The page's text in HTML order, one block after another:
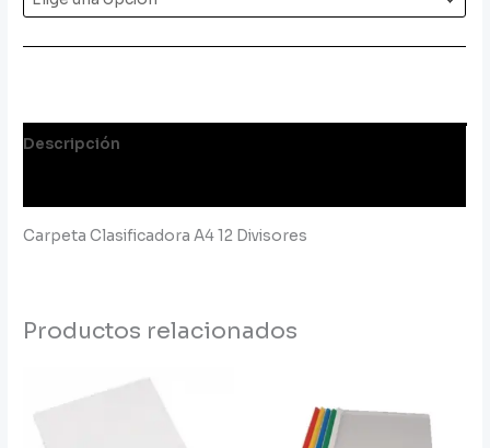
Descripción
Carpeta Clasificadora A4 12 Divisores
Productos relacionados